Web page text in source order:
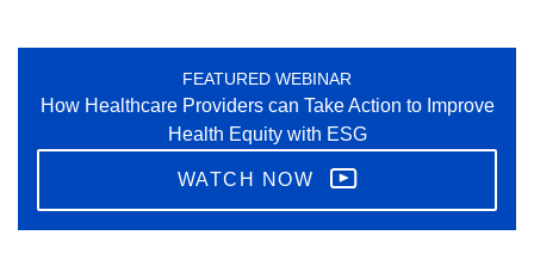
FEATURED WEBINAR
How Healthcare Providers can Take Action to Improve
Health Equity with ESG
WATCH NOW